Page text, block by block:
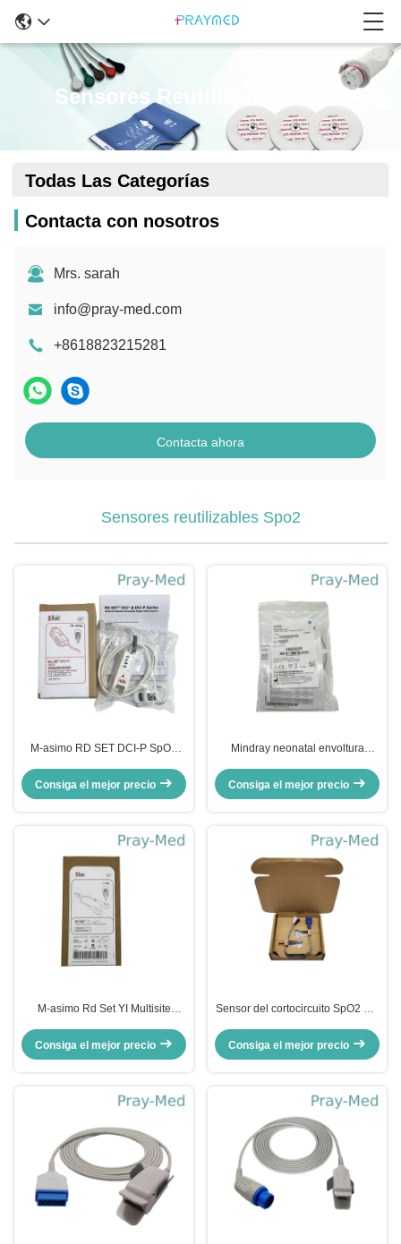
Sensores Reutilizables Spo2
Todas Las Categorías
Contacta con nosotros
Mrs. sarah
info@pray-med.com
+8618823215281
Contacta ahora
Sensores reutilizables Spo2
M-asimo RD SET DCI-P SpO2
reutilizables para niños 4051
Consiga el mejor precio
Mindray neonatal envoltura
115-050154-00 518BLH
Consiga el mejor precio
M-asimo Rd Set YI Multisite
0,9m 4054
Consiga el mejor precio
Sensor del cortocircuito SpO2 del
A/N/chaqueta multi de la punta de
prueba TPU
Consiga el mejor precio